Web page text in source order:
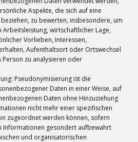
Aspekte, die sich auf eine
zu bewerten, insbesondere, um
Arbeitsleistung, wirtschaftlicher Lage,
Vorlieben, Interessen,
Aufenthaltsort oder Ortswechsel
Person zu analysieren oder
Pseudonymisierung ist die
Daten in einer Weise, auf
Daten ohne Hinzuziehung
nicht mehr einer spezifischen
zugeordnet werden können, sofern
Informationen gesondert aufbewahrt
und organisatorischen